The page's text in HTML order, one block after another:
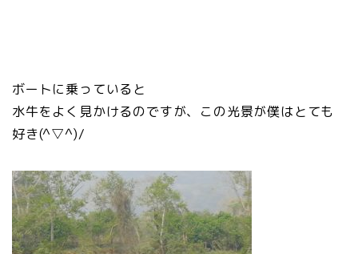
ボートに乗っていると
水牛をよく見かけるのですが、この光景が僕はとても
好き(^▽^)/